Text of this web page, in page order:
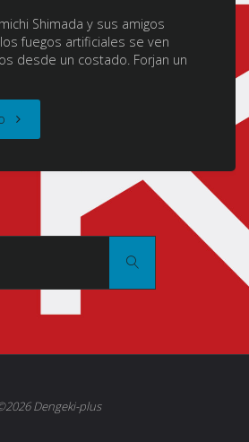
Shimada y sus amigos
fuegos artificiales se ven
desde un costado. Forjan un
"Uchiage
kara
Buscar
Dengeki-plus